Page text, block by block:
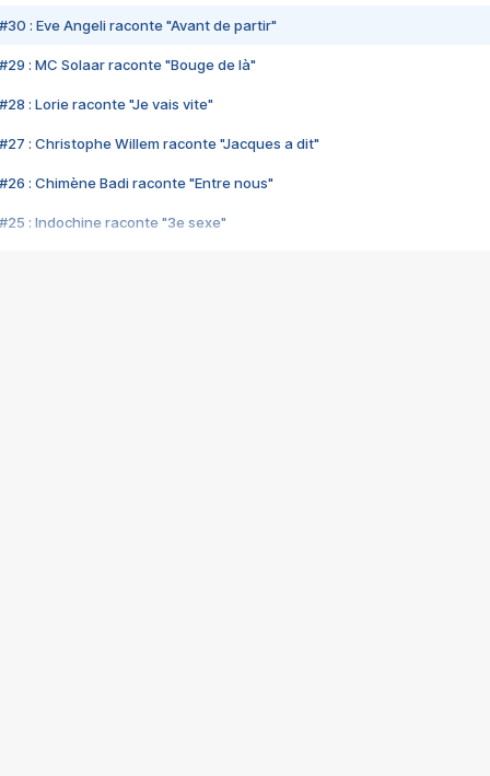
#30 : Eve Angeli raconte "Avant de partir"
#29 : MC Solaar raconte "Bouge de là"
#28 : Lorie raconte "Je vais vite"
#27 : Christophe Willem raconte "Jacques a dit"
#26 : Chimène Badi raconte "Entre nous"
#25 : Indochine raconte "3e sexe"